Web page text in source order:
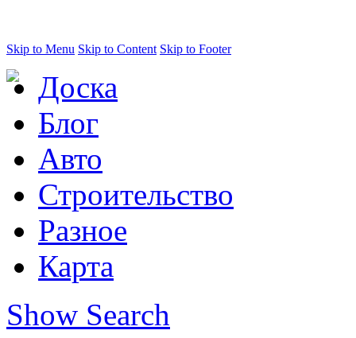
Skip to Menu Skip to Content Skip to Footer
Доска
Блог
Авто
Строительство
Разное
Карта
Show Search